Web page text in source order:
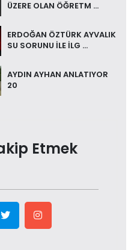
ÜZERE OLAN ÖĞRETM ...
ERDOĞAN ÖZTÜRK AYVALIK
SU SORUNU İLE İLG ...
AYDIN AYHAN ANLATIYOR
20
Etmek